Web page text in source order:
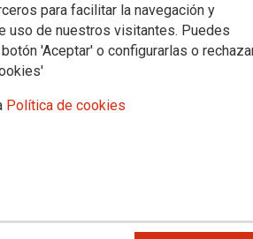
para facilitar la navegación y
uso de nuestros visitantes. Puedes
'Aceptar' o configurarlas o
Política de cookies